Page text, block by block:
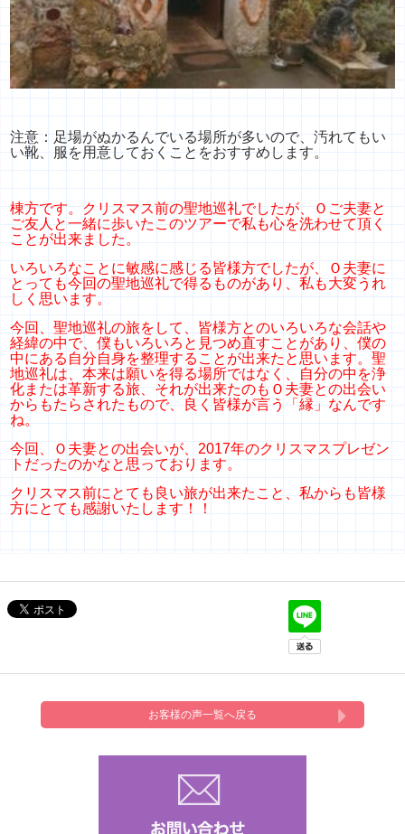
注意：足場がぬかるんでいる場所が多いので、汚れてもい
い靴、
服を用意しておくことをおすすめします。
棟方です。クリスマス前の聖地巡礼でしたが、Ｏご夫妻と
ご友人と一緒に歩いたこのツアーで私も心を洗わせて頂く
ことが出来ました。
いろいろなことに敏感に感じる皆様方でしたが、Ｏ夫妻に
とっても今回の聖地巡礼で得るものがあり、私も大変うれ
しく思います。
今回、聖地巡礼の旅をして、皆様方とのいろいろな会話や
経緯の中で、僕もいろいろと見つめ直すことがあり、僕の
中にある自分自身を整理することが出来たと思います。聖
地巡礼は、本来は願いを得る場所ではなく、自分の中を浄
化または革新する旅、それが出来たのもＯ夫妻との出会い
からもたらされたもので、良く皆様が言う「縁」なんです
ね。
今回、Ｏ夫妻との出会いが、2017年のクリスマスプレゼン
トだったのかなと思っております。
クリスマス前にとても良い旅が出来たこと、私からも皆様
方にとても感謝いたします！！
お客様の声一覧へ戻る